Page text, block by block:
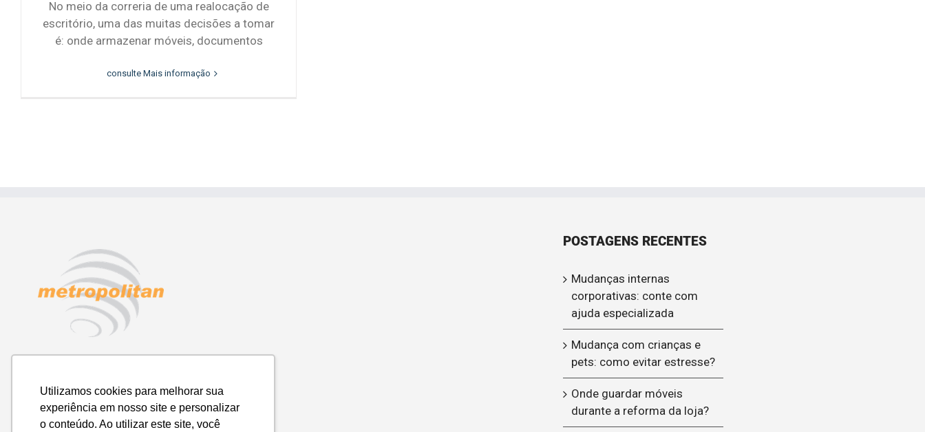
Utilizamos cookies para melhorar sua
experiência em nosso site e personalizar
o conteúdo. Ao utilizar este site, você
No meio da correria de uma realocação de
escritório, uma das muitas decisões a tomar
é: onde armazenar móveis, documentos
consulte Mais informação
POSTAGENS RECENTES
Mudanças internas
corporativas: conte com
ajuda especializada
Mudança com crianças e
pets: como evitar estresse?
Onde guardar móveis
durante a reforma da loja?